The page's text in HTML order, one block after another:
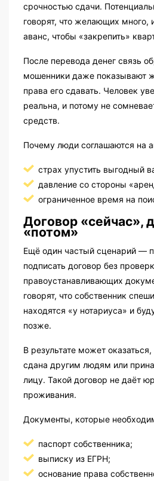
срочностью сдачи.
говорят, что желающих много,
аванс, чтобы «закрепить»
После перевода денег связь
мошенники даже показывают
права его сдавать. Человек
реальна, и потому не
средств.
Почему люди соглашаются на
страх упустить выгодный
давление со стороны
ограниченное время на
Договор «сейчас»,
«потом»
Ещё один частый сценарий —
подписать договор без
правоустанавливающих
говорят, что собственник
находятся «у нотариуса» и
позже.
В результате может
сдана другим людям или
лицу. Такой договор не даёт
проживания.
Документы, которые
паспорт собственника;
выписку из ЕГРН;
основание права